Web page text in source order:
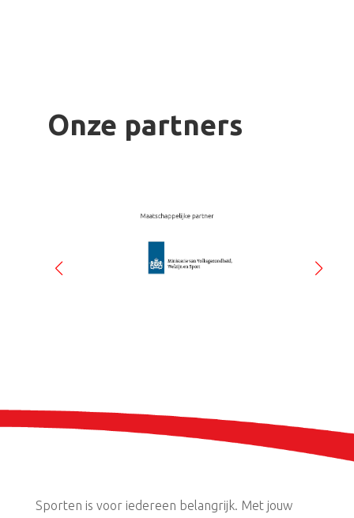
Onze partners
Sporten is voor iedereen belangrijk. Met jouw